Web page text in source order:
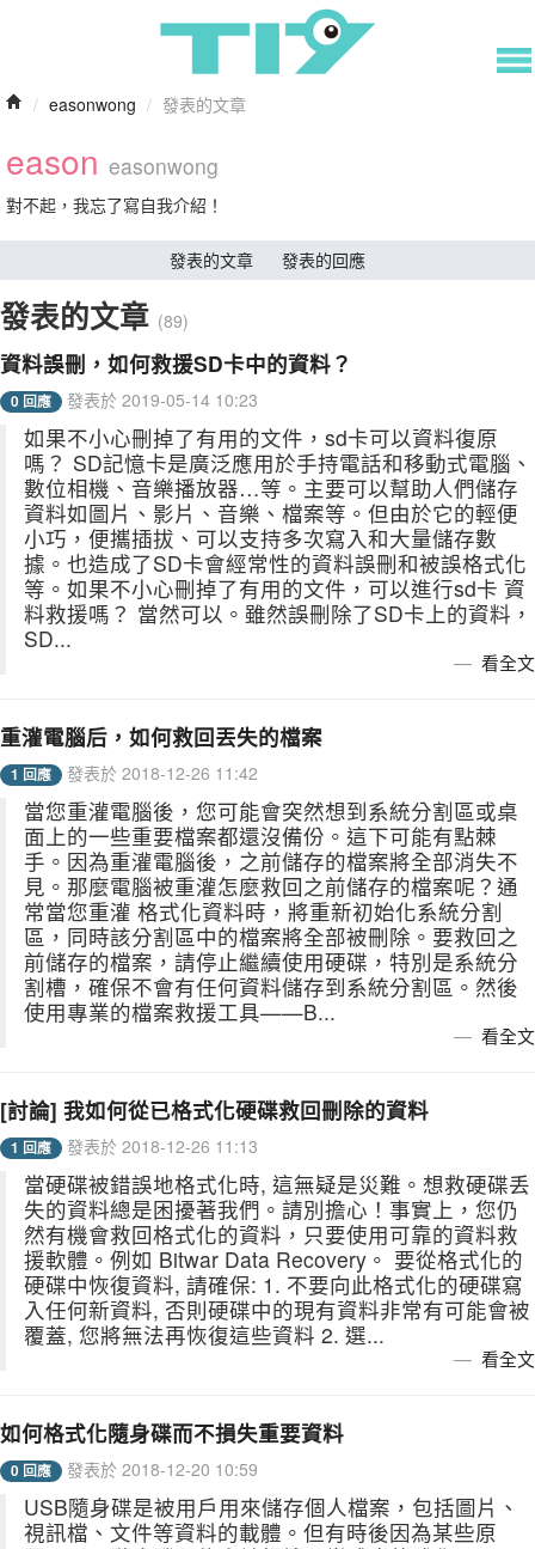
/ easonwong / 發表的文章
eason easonwong
對不起，我忘了寫自我介紹！
發表的文章 發表的回應
發表的文章 (89)
資料誤刪，如何救援SD卡中的資料？
0 回應 發表於 2019-05-14 10:23
如果不小心刪掉了有用的文件，sd卡可以資料復原
嗎？ SD記憶卡是廣泛應用於手持電話和移動式電腦、
數位相機、音樂播放器…等。主要可以幫助人們儲存
資料如圖片、影片、音樂、檔案等。但由於它的輕便
小巧，便攜插拔、可以支持多次寫入和大量儲存數
據。也造成了SD卡會經常性的資料誤刪和被誤格式化
等。如果不小心刪掉了有用的文件，可以進行sd卡 資
料救援嗎？ 當然可以。雖然誤刪除了SD卡上的資料，
SD...
看全文
重灌電腦后，如何救回丟失的檔案
1 回應 發表於 2018-12-26 11:42
當您重灌電腦後，您可能會突然想到系統分割區或桌
面上的一些重要檔案都還沒備份。這下可能有點棘
手。因為重灌電腦後，之前儲存的檔案將全部消失不
見。那麼電腦被重灌怎麼救回之前儲存的檔案呢？通
常當您重灌 格式化資料時，將重新初始化系統分割
區，同時該分割區中的檔案將全部被刪除。要救回之
前儲存的檔案，請停止繼續使用硬碟，特別是系統分
割槽，確保不會有任何資料儲存到系統分割區。然後
使用專業的檔案救援工具——B...
看全文
[討論] 我如何從已格式化硬碟救回刪除的資料
1 回應 發表於 2018-12-26 11:13
當硬碟被錯誤地格式化時, 這無疑是災難。想救硬碟丢
失的資料總是困擾著我們。請別擔心！事實上，您仍
然有機會救回格式化的資料，只要使用可靠的資料救
援軟體。例如 Bitwar Data Recovery。 要從格式化的
硬碟中恢復資料, 請確保: 1. 不要向此格式化的硬碟寫
入任何新資料, 否則硬碟中的現有資料非常有可能會被
覆蓋, 您將無法再恢復這些資料 2. 選...
看全文
如何格式化隨身碟而不損失重要資料
0 回應 發表於 2018-12-20 10:59
USB隨身碟是被用戶用來儲存個人檔案，包括圖片、
視訊檔、文件等資料的載體。但有時後因為某些原